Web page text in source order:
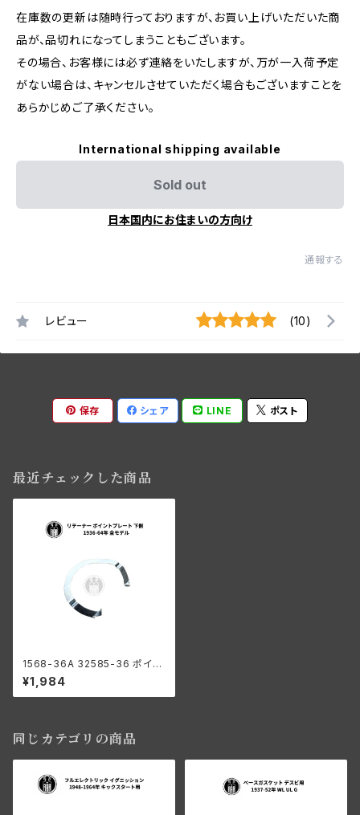
在庫数の更新は随時行っておりますが、お買い上げいただいた商
品が、品切れになってしまうこともございます。
その場合、お客様には必ず連絡をいたしますが、万が一入荷予定
がない場合は、キャンセルさせていただく場合もございますことを
あらかじめご了承ください。
International shipping available
Sold out
日本国内にお住まいの方向け
通報する
レビュー (10)
保存 シェア LINE ポスト
最近チェックした商品
1568-36A 32585-36 ポイン
トプレート 下側 リテーナー
¥1,984
同じカテゴリの商品